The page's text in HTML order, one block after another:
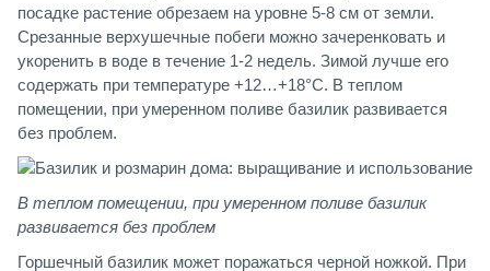
посадке растение обрезаем на уровне 5-8 см от земли.
Срезанные верхушечные побеги можно зачеренковать и
укоренить в воде в течение 1-2 недель. Зимой лучше его
содержать при температуре +12…+18°С. В теплом
помещении, при умеренном поливе базилик развивается
без проблем.
В теплом помещении, при умеренном поливе базилик
развивается без проблем
Горшечный базилик может поражаться черной ножкой. При